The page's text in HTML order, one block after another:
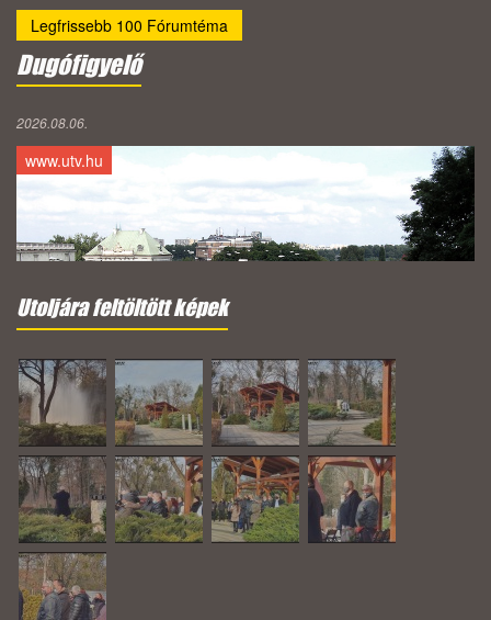
Legfrissebb 100 Fórumtéma
Dugófigyelő
2026.08.06.
www.utv.hu
Utoljára feltöltött képek